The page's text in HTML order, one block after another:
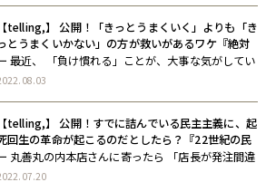
【telling,】 公開！「きっとうまくいく」よりも「き
とうまくいかない」の方が救いがあるワケ『絶対
観主義』
最近、 「負け慣れる」ことが、大事な気がしてい
んですけれど、皆様におかれましてはいかがでし
【telling,】 公開！すでに詰んでいる民主主義に、起
回生の革命が起こるのだとしたら？『22世紀の民
主義』
丸善丸の内本店さんに寄ったら 「店長が発注間違
ました、助けてください」 的なアレかなってくら